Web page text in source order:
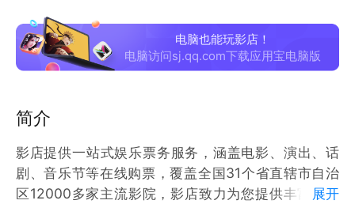
电脑也能玩影店！
电脑访问sj.qq.com下载应用宝电脑版
简介
影店提供一站式娱乐票务服务，涵盖电影、演出、话
剧、音乐节等在线购票，覆盖全国31个省直辖市自治
区12000多家主流影院，影店致力为您提供丰富影视
展开